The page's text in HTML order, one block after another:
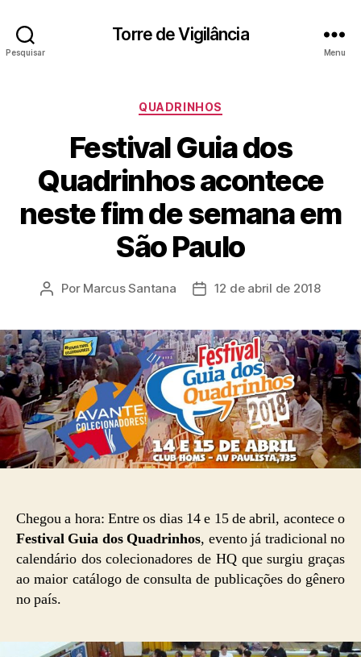
Pesquisar
Torre de Vigilância
Menu
Categorias
QUADRINHOS
Festival Guia dos
Quadrinhos acontece
neste fim de semana em
São Paulo
Autor
Por Marcus Santana
Data12 de abril de 2018
Chegou a hora: Entre os dias 14 e 15 de abril, acontece o
Festival Guia dos Quadrinhos, evento já tradicional no
calendário dos colecionadores de HQ que surgiu graças
ao maior catálogo de consulta de publicações do gênero
no país.